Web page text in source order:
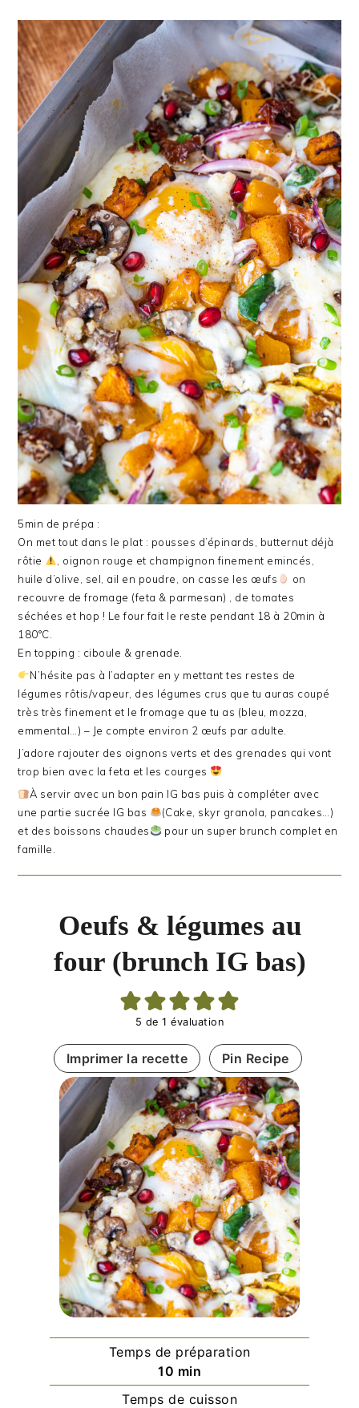
5min de prépa :
On met tout dans le plat : pousses d’épinards, butternut déjà
rôtie
, oignon rouge et champignon finement emincés,
huile d’olive, sel, ail en poudre, on casse les œufs
on
recouvre de fromage (feta & parmesan) , de tomates
séchées et hop ! Le four fait le reste pendant 18 à 20min à
180°C.
En topping : ciboule & grenade.
N’hésite pas à l’adapter en y mettant tes restes de
légumes rôtis/vapeur, des légumes crus que tu auras coupé
très très finement et le fromage que tu as (bleu, mozza,
emmental…) – Je compte environ 2 œufs par adulte.
J’adore rajouter des oignons verts et des grenades qui vont
trop bien avec la feta et les courges
À servir avec un bon pain IG bas puis à compléter avec
une partie sucrée IG bas
(Cake, skyr granola, pancakes…)
et des boissons chaudes
pour un super brunch complet en
famille.
Oeufs & légumes au
four (brunch IG bas)
5 de 1 évaluation
Imprimer la recette Pin Recipe
Temps de préparation
10 minutes
min
Temps de cuisson